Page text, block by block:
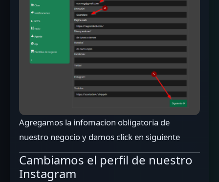
Agregamos la infomacion obligatoria de
nuestro negocio y damos click en siguiente
Cambiamos el perfil de nuestro
Instagram